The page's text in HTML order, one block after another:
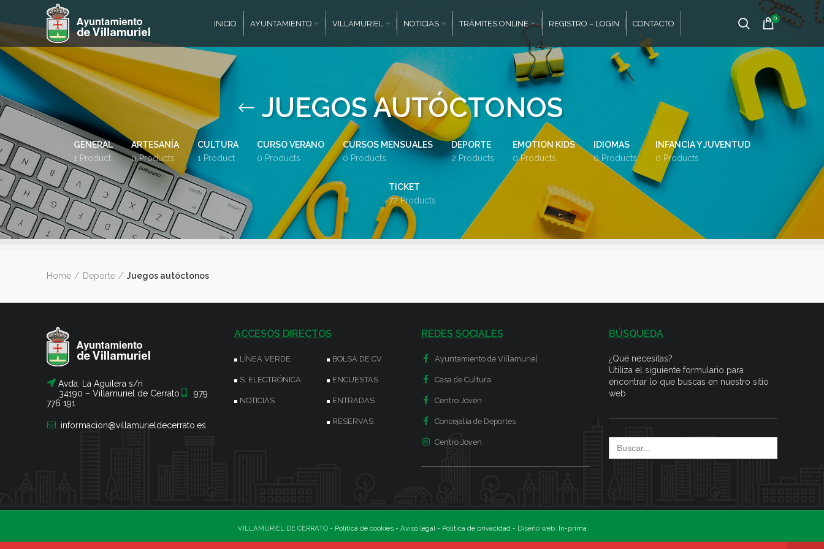
INICIO AYUNTAMIENTO VILLAMURIEL NOTICIAS TRÁMITES ONLINE REGISTRO – LOGIN CONTACTO
0
JUEGOS AUTÓCTONOS
GENERAL
1 Product
ARTESANÍA
0 Products
CULTURA
1 Product
CURSO VERANO
0 Products
CURSOS MENSUALES
0 Products
DEPORTE
2 Products
EMOTION KIDS
0 Products
IDIOMAS
0 Products
INFANCIA Y JUVENTUD
0 Products
TICKET
72 Products
Home Deporte Juegos autóctonos
Avda. La Aguilera s/n
34190 – Villamuriel de Cerrato
979
776 191
informacion@villamurieldecerrato.es
ACCESOS DIRECTOS
LÍNEA VERDE
S. ELECTRÓNICA
NOTICIAS
BOLSA DE CV
ENCUESTAS
ENTRADAS
RESERVAS
REDES SOCIALES
Ayuntamiento de Villamuriel
Casa de Cultura
Centro Joven
Concejalía de Deportes
Centro Joven
BÚSQUEDA
¿Qué necesitas?
Utiliza el siguiente formulario para
encontrar lo que buscas en nuestro sitio
web
Search
for:
VILLAMURIEL DE CERRATO - Política de cookies- Aviso legal- Política de privacidad- Diseño web: In-prima